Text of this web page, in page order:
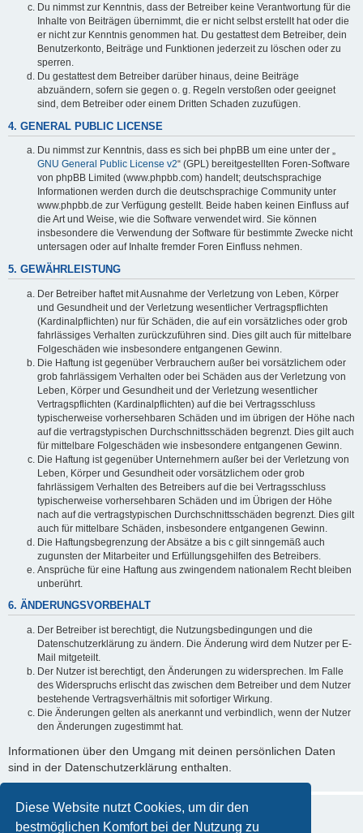
Diese Website nutzt Cookies, um dir den
bestmöglichen Komfort bei der Nutzung zu
Du nimmst zur Kenntnis, dass der Betreiber keine Verantwortung für die
Inhalte von Beiträgen übernimmt, die er nicht selbst erstellt hat oder die
er nicht zur Kenntnis genommen hat. Du gestattest dem Betreiber, dein
Benutzerkonto, Beiträge und Funktionen jederzeit zu löschen oder zu
sperren.
Du gestattest dem Betreiber darüber hinaus, deine Beiträge
abzuändern, sofern sie gegen o. g. Regeln verstoßen oder geeignet
sind, dem Betreiber oder einem Dritten Schaden zuzufügen.
4. GENERAL PUBLIC LICENSE
Du nimmst zur Kenntnis, dass es sich bei phpBB um eine unter der „
GNU General Public License v2“ (GPL) bereitgestellten Foren-Software
von phpBB Limited (www.phpbb.com) handelt; deutschsprachige
Informationen werden durch die deutschsprachige Community unter
www.phpbb.de zur Verfügung gestellt. Beide haben keinen Einfluss auf
die Art und Weise, wie die Software verwendet wird. Sie können
insbesondere die Verwendung der Software für bestimmte Zwecke nicht
untersagen oder auf Inhalte fremder Foren Einfluss nehmen.
5. GEWÄHRLEISTUNG
Der Betreiber haftet mit Ausnahme der Verletzung von Leben, Körper
und Gesundheit und der Verletzung wesentlicher Vertragspflichten
(Kardinalpflichten) nur für Schäden, die auf ein vorsätzliches oder grob
fahrlässiges Verhalten zurückzuführen sind. Dies gilt auch für mittelbare
Folgeschäden wie insbesondere entgangenen Gewinn.
Die Haftung ist gegenüber Verbrauchern außer bei vorsätzlichem oder
grob fahrlässigem Verhalten oder bei Schäden aus der Verletzung von
Leben, Körper und Gesundheit und der Verletzung wesentlicher
Vertragspflichten (Kardinalpflichten) auf die bei Vertragsschluss
typischerweise vorhersehbaren Schäden und im übrigen der Höhe nach
auf die vertragstypischen Durchschnittsschäden begrenzt. Dies gilt auch
für mittelbare Folgeschäden wie insbesondere entgangenen Gewinn.
Die Haftung ist gegenüber Unternehmern außer bei der Verletzung von
Leben, Körper und Gesundheit oder vorsätzlichem oder grob
fahrlässigem Verhalten des Betreibers auf die bei Vertragsschluss
typischerweise vorhersehbaren Schäden und im Übrigen der Höhe
nach auf die vertragstypischen Durchschnittsschäden begrenzt. Dies gilt
auch für mittelbare Schäden, insbesondere entgangenen Gewinn.
Die Haftungsbegrenzung der Absätze a bis c gilt sinngemäß auch
zugunsten der Mitarbeiter und Erfüllungsgehilfen des Betreibers.
Ansprüche für eine Haftung aus zwingendem nationalem Recht bleiben
unberührt.
6. ÄNDERUNGSVORBEHALT
Der Betreiber ist berechtigt, die Nutzungsbedingungen und die
Datenschutzerklärung zu ändern. Die Änderung wird dem Nutzer per E-
Mail mitgeteilt.
Der Nutzer ist berechtigt, den Änderungen zu widersprechen. Im Falle
des Widerspruchs erlischt das zwischen dem Betreiber und dem Nutzer
bestehende Vertragsverhältnis mit sofortiger Wirkung.
Die Änderungen gelten als anerkannt und verbindlich, wenn der Nutzer
den Änderungen zugestimmt hat.
Informationen über den Umgang mit deinen persönlichen Daten
sind in der Datenschutzerklärung enthalten.